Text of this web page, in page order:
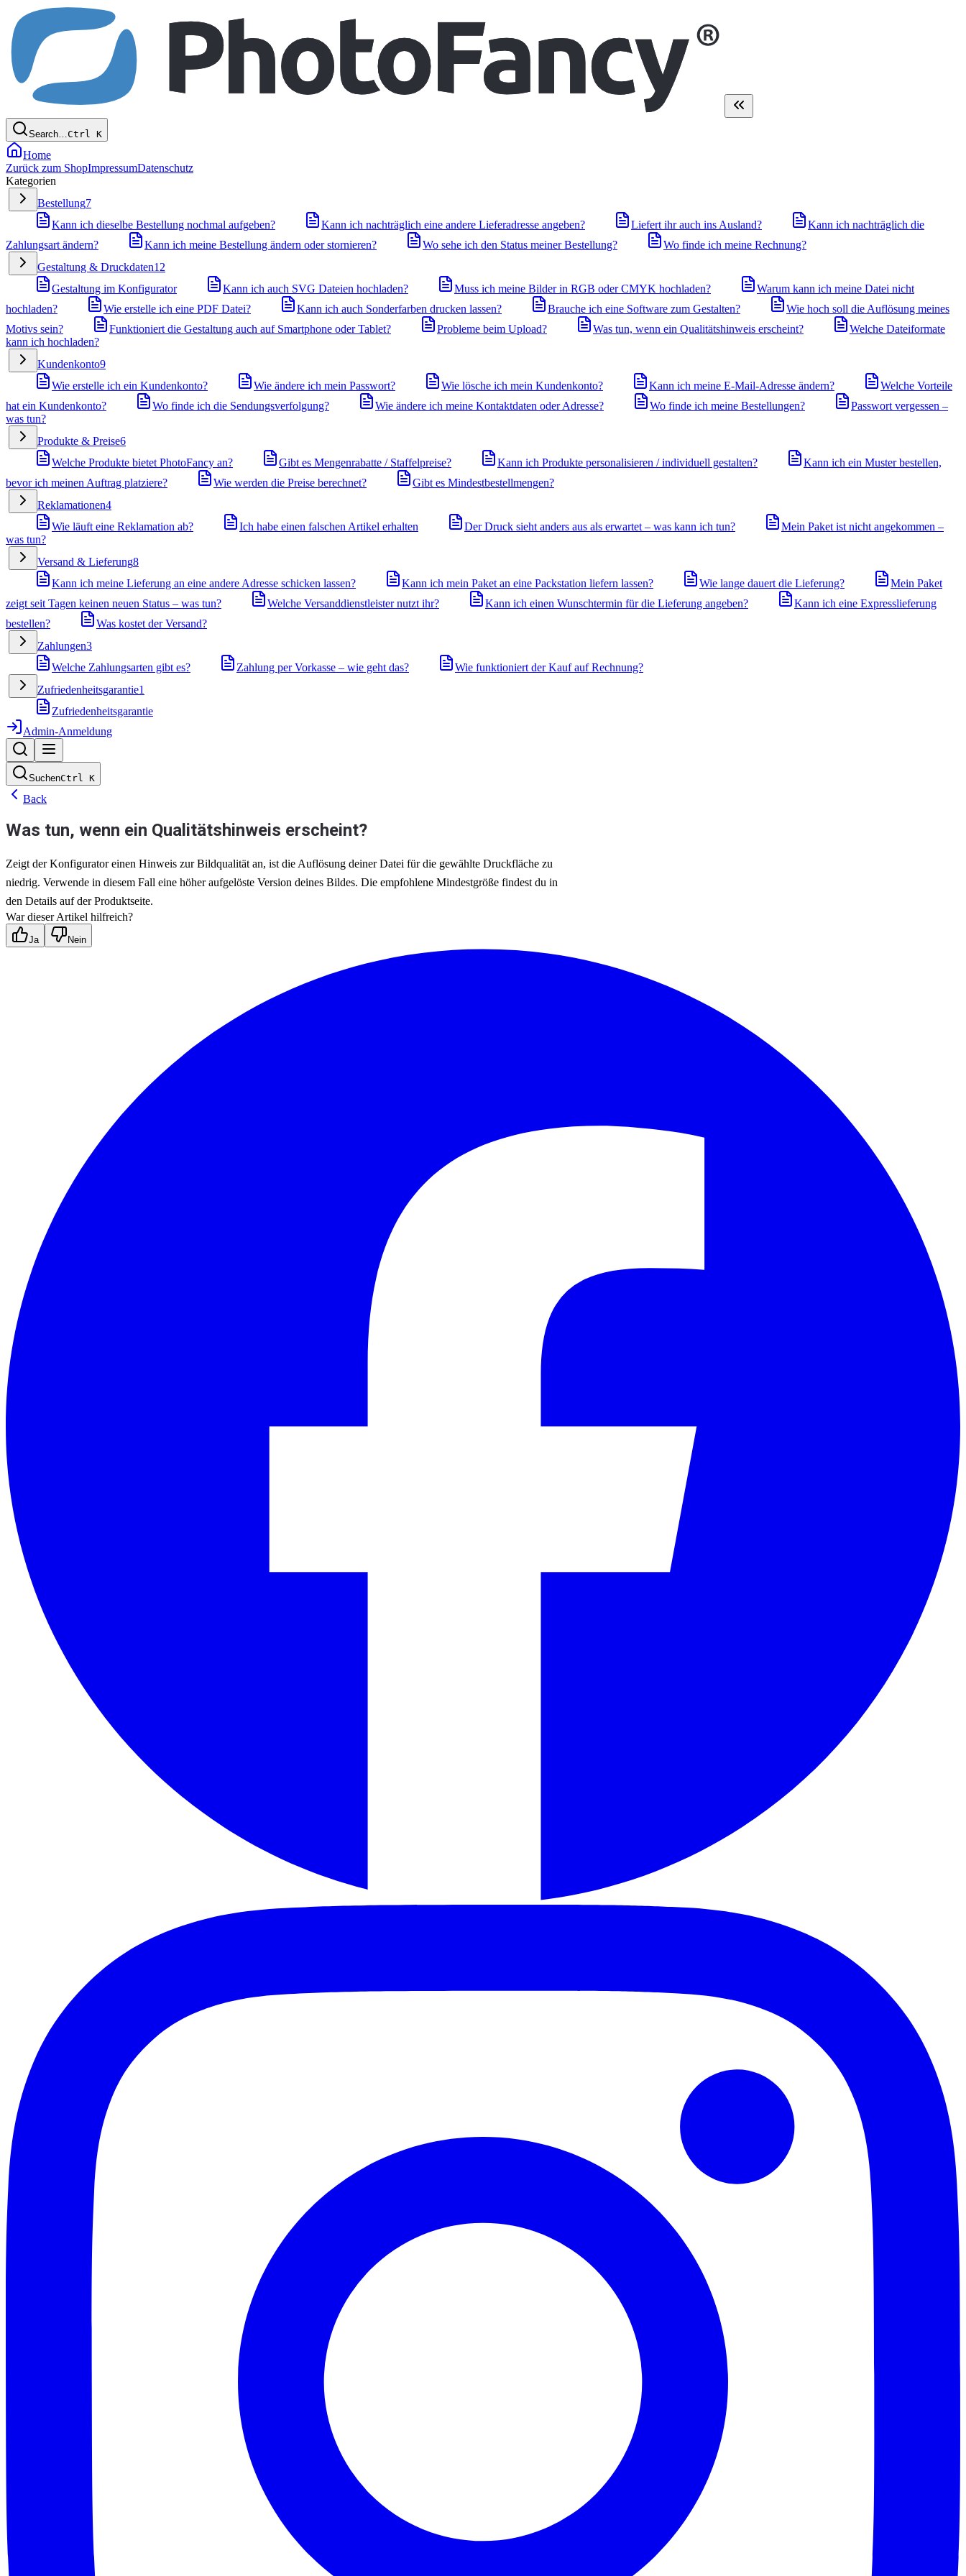
Search…Ctrl K
Home
Zurück zum ShopImpressumDatenschutz
Kategorien
Bestellung7
Kann ich dieselbe Bestellung nochmal aufgeben?
Kann ich nachträglich eine andere Lieferadresse angeben? Liefert ihr auch ins Ausland?
Kann ich nachträglich die
Zahlungsart ändern?
Kann ich meine Bestellung ändern oder stornieren? Wo sehe ich den Status meiner Bestellung?
Wo finde ich meine Rechnung?
Gestaltung & Druckdaten12
Gestaltung im Konfigurator
Kann ich auch SVG Dateien hochladen? Muss ich meine Bilder in RGB oder CMYK hochladen?
Warum kann ich meine Datei nicht
hochladen?
Wie erstelle ich eine PDF Datei? Kann ich auch Sonderfarben drucken lassen? Brauche ich eine Software zum Gestalten?
Wie hoch soll die Auflösung meines
Motivs sein?
Funktioniert die Gestaltung auch auf Smartphone oder Tablet? Probleme beim Upload? Was tun, wenn ein Qualitätshinweis erscheint?
Welche Dateiformate
kann ich hochladen?
Kundenkonto9
Wie erstelle ich ein Kundenkonto?
Wie ändere ich mein Passwort? Wie lösche ich mein Kundenkonto? Kann ich meine E-Mail-Adresse ändern?
Welche Vorteile
hat ein Kundenkonto?
Wo finde ich die Sendungsverfolgung? Wie ändere ich meine Kontaktdaten oder Adresse? Wo finde ich meine Bestellungen?
Passwort vergessen –
was tun?
Produkte & Preise6
Welche Produkte bietet PhotoFancy an?
Gibt es Mengenrabatte / Staffelpreise? Kann ich Produkte personalisieren / individuell gestalten?
Kann ich ein Muster bestellen,
bevor ich meinen Auftrag platziere?
Wie werden die Preise berechnet?
Gibt es Mindestbestellmengen?
Reklamationen4
Wie läuft eine Reklamation ab?
Ich habe einen falschen Artikel erhalten Der Druck sieht anders aus als erwartet – was kann ich tun?
Mein Paket ist nicht angekommen –
was tun?
Versand & Lieferung8
Kann ich meine Lieferung an eine andere Adresse schicken lassen?
Kann ich mein Paket an eine Packstation liefern lassen? Wie lange dauert die Lieferung?
Mein Paket
zeigt seit Tagen keinen neuen Status – was tun?
Welche Versanddienstleister nutzt ihr? Kann ich einen Wunschtermin für die Lieferung angeben?
Kann ich eine Expresslieferung
bestellen?
Was kostet der Versand?
Zahlungen3
Welche Zahlungsarten gibt es?
Zahlung per Vorkasse – wie geht das?
Wie funktioniert der Kauf auf Rechnung?
Zufriedenheitsgarantie1
Zufriedenheitsgarantie
Admin-Anmeldung
SuchenCtrl K
Back
Was tun, wenn ein Qualitätshinweis erscheint?
Zeigt der Konfigurator einen Hinweis zur Bildqualität an, ist die Auflösung deiner Datei für die gewählte Druckfläche zu
niedrig. Verwende in diesem Fall eine höher aufgelöste Version deines Bildes. Die empfohlene Mindestgröße findest du in
den Details auf der Produktseite.
War dieser Artikel hilfreich?
Ja Nein